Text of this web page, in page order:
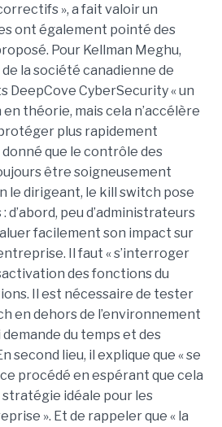
», a fait valoir un
ont également pointé des
Pour Kellman Meghu,
la société canadienne de
DeepCove CyberSecurity « un
en théorie, mais cela n’accélère
plus rapidement
donné que le contrôle des
être soigneusement
le dirigeant, le kill switch pose
d’abord, peu d’administrateurs
facilement son impact sur
Il faut « s’interroger
des fonctions du
Il est nécessaire de tester
en dehors de l’environnement
du temps et des
second lieu, il explique que « se
procédé en espérant que cela
stratégie idéale pour les
». Et de rappeler que « la